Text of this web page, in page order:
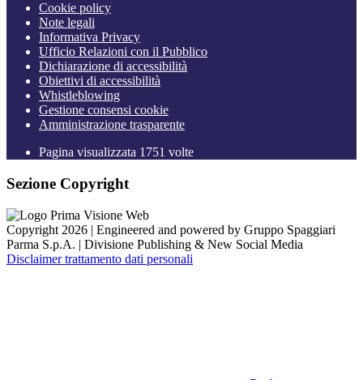
Cookie policy
Note legali
Informativa Privacy
Ufficio Relazioni con il Pubblico
Dichiarazione di accessibilità
Obiettivi di accessibilità
Whistleblowing
Gestione consensi cookie
Amministrazione trasparente
Pagina visualizzata 1751 volte
Sezione Copyright
Copyright 2026 | Engineered and powered by Gruppo Spaggiari
Parma S.p.A. | Divisione Publishing & New Social Media
Disclaimer trattamento dati personali